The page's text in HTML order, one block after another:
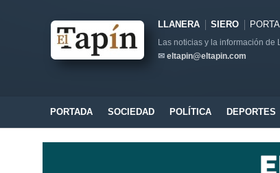
LLANERA SIERO
Las noticias y la información de
✉ eltapin@eltapin.com
PORTADA SOCIEDAD POLÍTICA DEPORTES